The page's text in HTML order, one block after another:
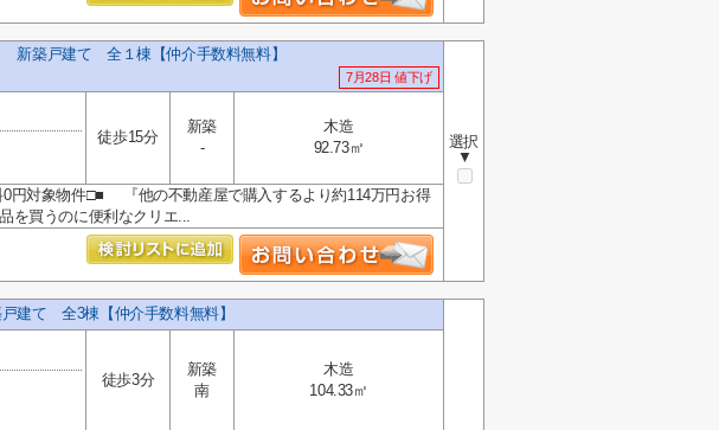
新築戸建て 全１棟【仲介手数料無料】
7月28日 値下げ
選択
▼
徒歩15分
新築
-
木造
92.73㎡
円対象物件□■ 『他の不動産屋で購入するより約114万円お得
を買うのに便利なクリエ...
建て 全3棟【仲介手数料無料】
徒歩3分
新築
南
木造
104.33㎡